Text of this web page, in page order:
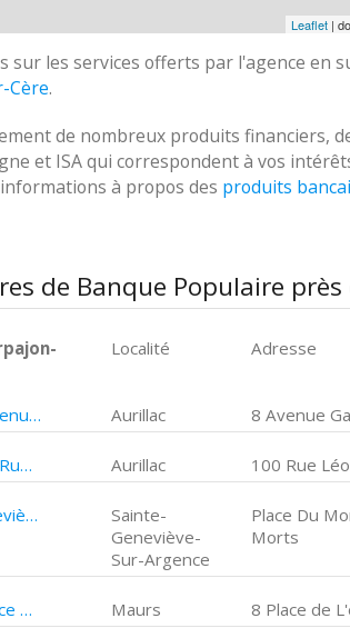
Leaflet|
sur les services offerts par l'agence en
Cère.
de nombreux produits financiers,
et ISA qui correspondent à vos
à propos des produits
de Banque Populaire
Localité Adresse
Banque Populaire Aurillac 8 Avenue Gambetta Aurillac 8 Avenue
Banque Populaire Aurillac 100 Rue Léon Blum Aurillac 100 Rue
Banque Populaire Sainte-Geneviève-Sur-Argence Place Du Monument Aux Morts
Sainte-
Geneviève-
Sur-Argence
Place Du
Morts
Banque Populaire Maurs 8 Place de L'europe Maurs 8 Place de